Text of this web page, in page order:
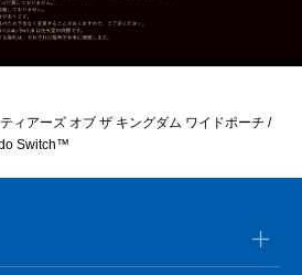
ィアーズ オブ ザ キングダム ワイドポーチ /
Switch™